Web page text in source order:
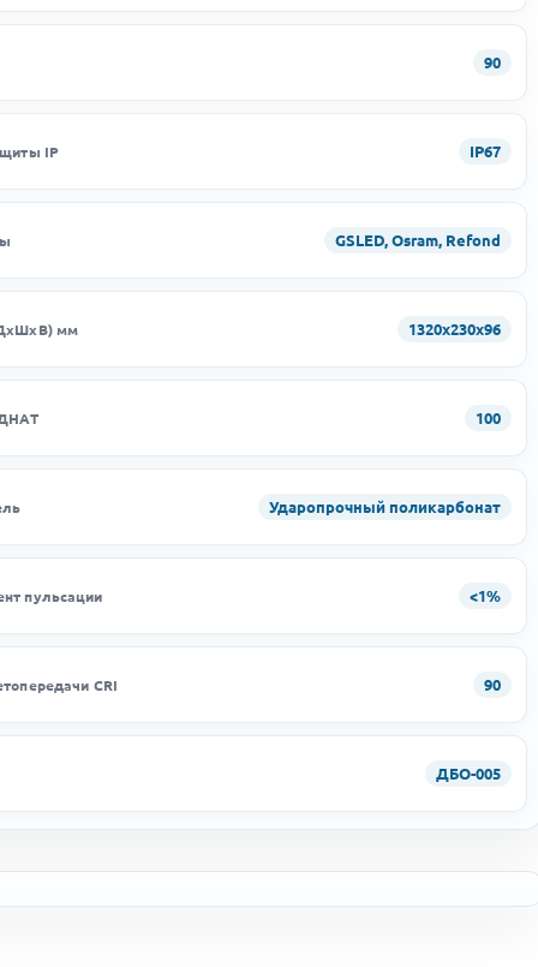
90
IP IP67
GSLED, Osram, Refond
мм 1320х230х96
100
Ударопрочный поликарбонат
пульсации <1%
CRI 90
ДБО-005